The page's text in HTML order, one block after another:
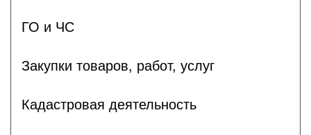
ГО и ЧС
Закупки товаров, работ, услуг
Кадастровая деятельность